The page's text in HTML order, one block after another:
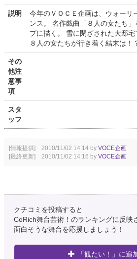
説明
今年のＶＯＣＥ企画は、ウォーリ
ンス。 名作戯曲「８人の女たち
プに描く。 雪に閉ざされた大邸宅
８人の女たちが行き着く結末は！
その
他注
意事
項
スタ
ッフ
[情報提供] 2010/11/02 14:14 by VOCE企画
[最終更新] 2010/11/02 14:16 by VOCE企画
クチコミを投稿すると
CoRich舞台芸術！のランキングに反映
面白そうな舞台を応援しましょう！
「観たい！」に追